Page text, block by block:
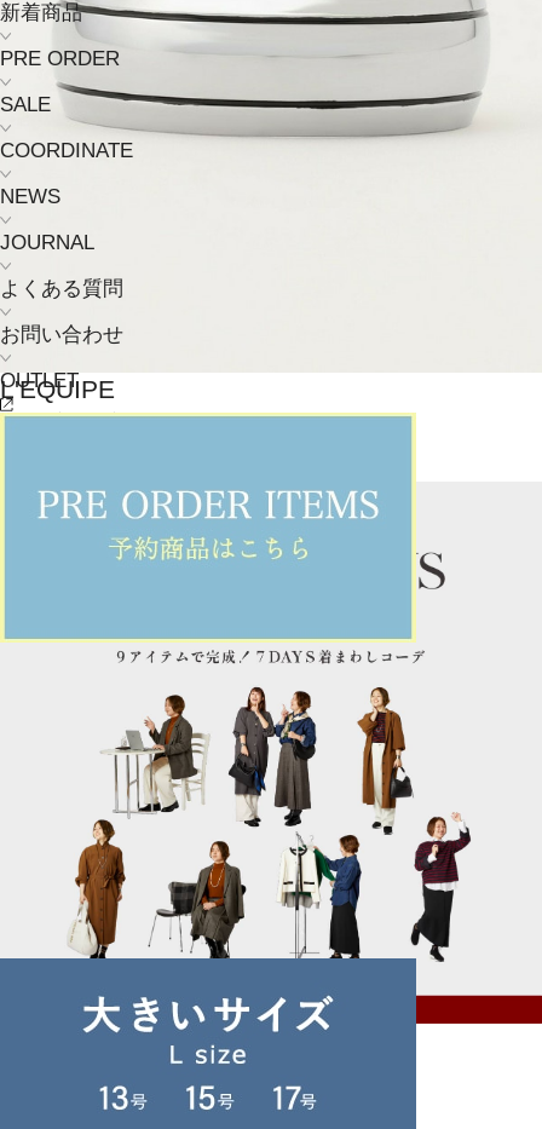
新着商品
PRE ORDER
SALE
COORDINATE
NEWS
JOURNAL
よくある質問
お問い合わせ
OUTLET
L'EQUIPE
バングル(ばんぐる) /